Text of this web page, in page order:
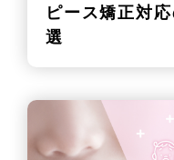
ピース矯正対
選